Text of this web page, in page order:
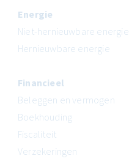
Energie
Niet-hernieuwbare energie
Hernieuwbare energie
Financieel
Beleggen en vermogen
Boekhouding
Fiscaliteit
Verzekeringen